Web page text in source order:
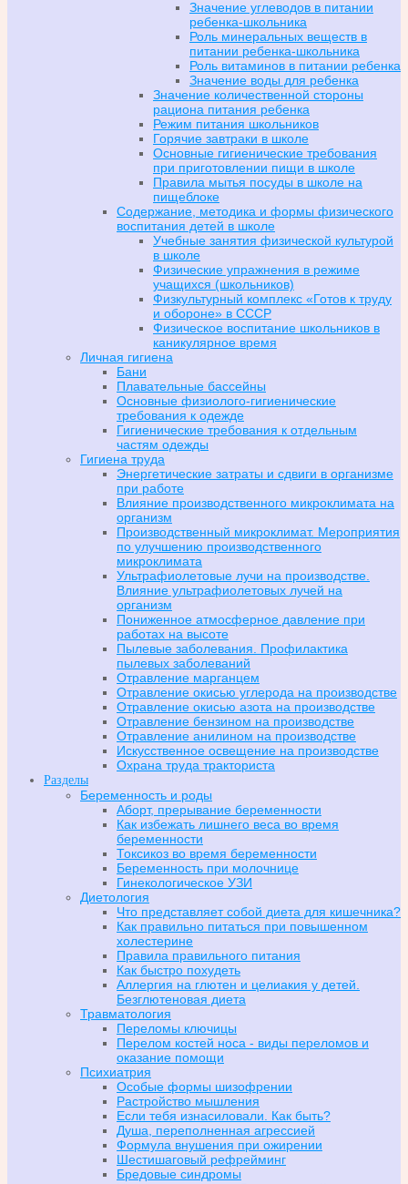
Значение углеводов в питании
ребенка-школьника
Роль минеральных веществ в
питании ребенка-школьника
Роль витаминов в питании ребенка
Значение воды для ребенка
Значение количественной стороны
рациона питания ребенка
Режим питания школьников
Горячие завтраки в школе
Основные гигиенические требования
при приготовлении пищи в школе
Правила мытья посуды в школе на
пищеблоке
Содержание, методика и формы физического
воспитания детей в школе
Учебные занятия физической культурой
в школе
Физические упражнения в режиме
учащихся (школьников)
Физкультурный комплекс «Готов к труду
и обороне» в СССР
Физическое воспитание школьников в
каникулярное время
Личная гигиена
Бани
Плавательные бассейны
Основные физиолого-гигиенические
требования к одежде
Гигиенические требования к отдельным
частям одежды
Гигиена труда
Энергетические затраты и сдвиги в организме
при работе
Влияние производственного микроклимата на
организм
Производственный микроклимат. Мероприятия
по улучшению производственного
микроклимата
Ультрафиолетовые лучи на производстве.
Влияние ультрафиолетовых лучей на
организм
Пониженное атмосферное давление при
работах на высоте
Пылевые заболевания. Профилактика
пылевых заболеваний
Отравление марганцем
Отравление окисью углерода на производстве
Отравление окисью азота на производстве
Отравление бензином на производстве
Отравление анилином на производстве
Искусственное освещение на производстве
Охрана труда тракториста
Разделы
Беременность и роды
Аборт, прерывание беременности
Как избежать лишнего веса во время
беременности
Токсикоз во время беременности
Беременность при молочнице
Гинекологическое УЗИ
Диетология
Что представляет собой диета для кишечника?
Как правильно питаться при повышенном
холестерине
Правила правильного питания
Как быстро похудеть
Аллергия на глютен и целиакия у детей.
Безглютеновая диета
Травматология
Переломы ключицы
Перелом костей носа - виды переломов и
оказание помощи
Психиатрия
Особые формы шизофрении
Растройство мышления
Если тебя изнасиловали. Как быть?
Душа, переполненная агрессией
Формула внушения при ожирении
Шестишаговый рефрейминг
Бредовые синдромы